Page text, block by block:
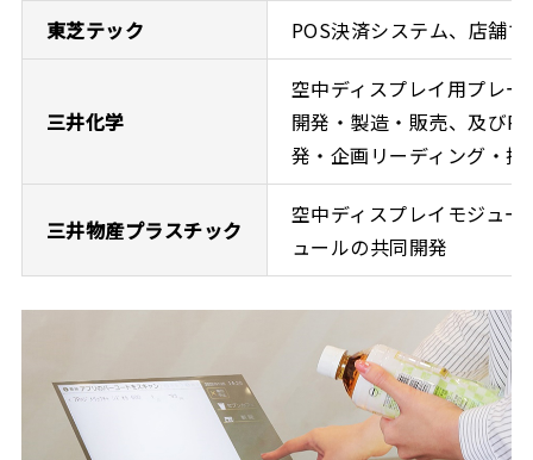
東芝テック POS決済システム、店舗
三井化学
空中ディスプレイ用プレ
開発・製造・販売、及び
発・企画リーディング・技
三井物産プラスチック
空中ディスプレイモジュ
ュールの共同開発